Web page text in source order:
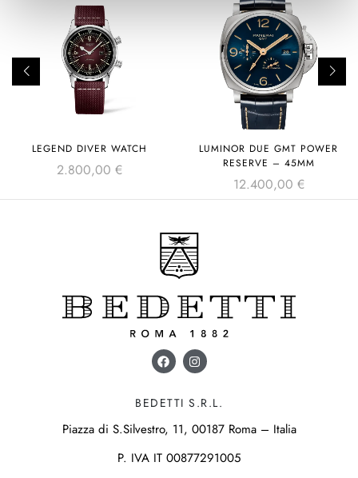
LEGEND DIVER WATCH
2.800,00 €
LUMINOR DUE GMT POWER
RESERVE – 45MM
12.400,00 €
BEDETTI S.R.L.
Piazza di S.Silvestro, 11, 00187 Roma – Italia
P. IVA IT 00877291005